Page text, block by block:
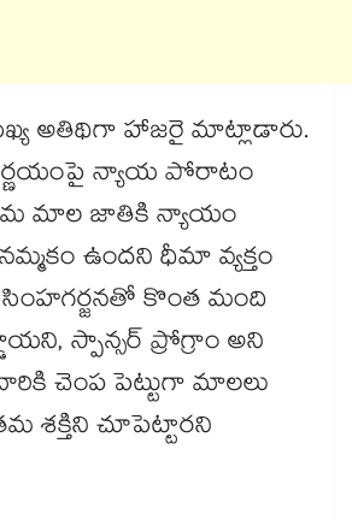
అతిథిగా హాజరై మాట్లాడారు.
నిర్ణయంపై న్యాయ పోరాటం
మాల జాతికి న్యాయం
ఉందని ధీమా వ్యక్తం
కొంత మంది
స్పాన్సర్ ప్రోగ్రాం అని
చెంప పెట్టుగా మాలలు
శక్తిని చూపెట్టారని